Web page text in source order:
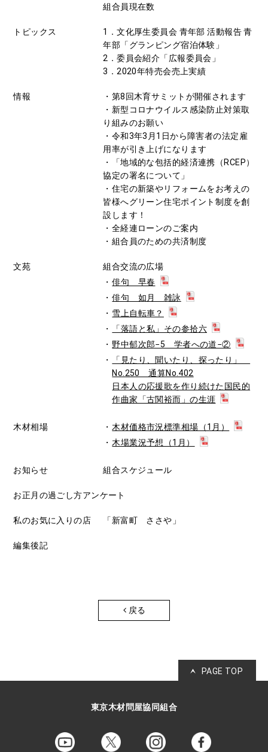
組合員現在数
トピックス
1．文化厚生委員会 青年部 活動報告 青
年部「グランピング宿泊体験」
2．委員会紹介「広報委員会」
3．2020年特売会売上実績
情報
・第8回木育サミットが開催されます
・新型コロナウイルス感染防止対策取
り組みのお願い
・令和3年3月1日から障害者の法定雇
用率が引き上げになります
・「地域的な包括的経済連携（RCEP）
協定の署名について」
・住宅の新築やリフォームをお考えの
皆様へグリーン住宅ポイント制度を創
設します！
・全経連ローンのご案内
・組合員のための共済制度
文苑
組合交流の広場
俳句 早春
俳句 如月 雑詠
雪上自転車？
「落語と私」その参拾六
野中郁次郎−5 学者への道−②
「見たり、聞いたり、探ったり」
No.250 通算No.402
日本人の応援歌を作り続けた国民的
作曲家「古関裕而」の生涯
木材相場
木材価格市況標準相場（1月）
木場業況予想（1月）
お知らせ 組合スケジュール
お正月の過ごし方アンケート
私のお気に入りの店 「新富町 ささや」
編集後記
戻る
PAGE TOP
東京木材問屋協同組合